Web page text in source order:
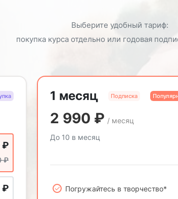
Выберите удобный тариф:
покупка курса отдельно или годовая
₽
₽
₽
1 месяц Подписка
2 990 ₽ / месяц
До 10 в месяц
Погружайтесь в творчество*